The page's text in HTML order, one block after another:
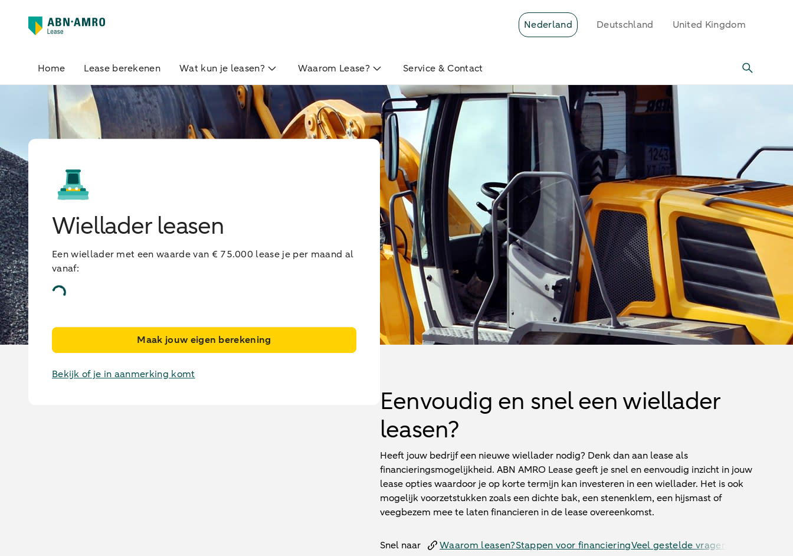
Nederland Deutschland United Kingdom
Home Lease berekenen Wat kun je leasen? Waarom Lease? Service & Contact
Wiellader leasen
Wiellader leasen
Een wiellader met een waarde van € 75.000 lease je per maand al
vanaf:
Maak jouw eigen berekening
Bekijk of je in aanmerking komt
Eenvoudig en snel een wiellader
leasen?
Heeft jouw bedrijf een nieuwe wiellader nodig? Denk dan aan lease als
financieringsmogelijkheid. ABN AMRO Lease geeft je snel en eenvoudig inzicht in jouw
lease opties waardoor je op korte termijn kan investeren in een wiellader. Het is ook
mogelijk voorzetstukken zoals een dichte bak, een stenenklem, een hijsmast of
veegbezem mee te laten financieren in de lease overeenkomst.
Snel naar Waarom leasen?Stappen voor financieringVeel gestelde vragen